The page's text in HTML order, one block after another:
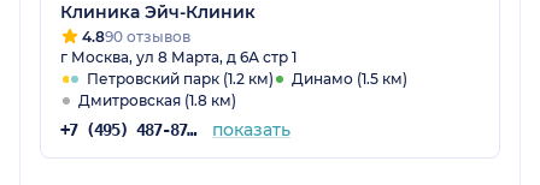
Клиника Эйч-Клиник
4.890 отзывов
г Москва, ул 8 Марта, д 6А стр 1
Петровский парк (1.2 км)
Динамо (1.5 км)
Дмитровская (1.8 км)
+7 (495) 487-87-91 показать